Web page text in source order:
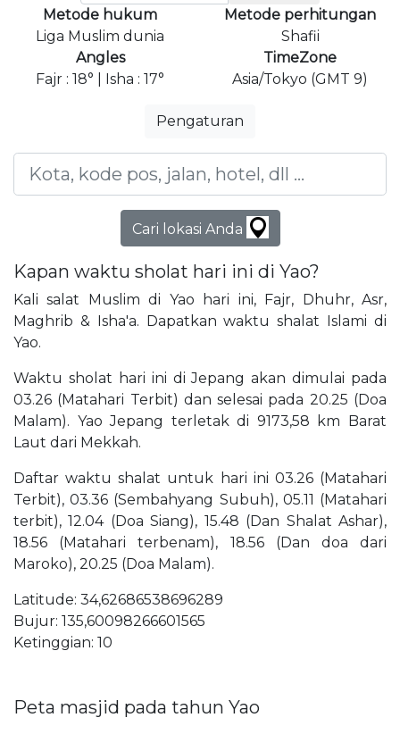
Metode hukum
Liga Muslim dunia
Metode perhitungan
Shafii
Angles
Fajr : 18° | Isha : 17°
TimeZone
Asia/Tokyo (GMT 9)
Pengaturan
Cari lokasi Anda
Kapan waktu sholat hari ini di Yao?
Kali salat Muslim di Yao hari ini, Fajr, Dhuhr, Asr,
Maghrib & Isha'a. Dapatkan waktu shalat Islami di
Yao.
Waktu sholat hari ini di Jepang akan dimulai pada
03.26 (Matahari Terbit) dan selesai pada 20.25 (Doa
Malam). Yao Jepang terletak di 9173,58 km Barat
Laut dari Mekkah.
Daftar waktu shalat untuk hari ini 03.26 (Matahari
Terbit), 03.36 (Sembahyang Subuh), 05.11 (Matahari
terbit), 12.04 (Doa Siang), 15.48 (Dan Shalat Ashar),
18.56 (Matahari terbenam), 18.56 (Dan doa dari
Maroko), 20.25 (Doa Malam).
Latitude: 34,62686538696289
Bujur: 135,60098266601565
Ketinggian: 10
Peta masjid pada tahun Yao